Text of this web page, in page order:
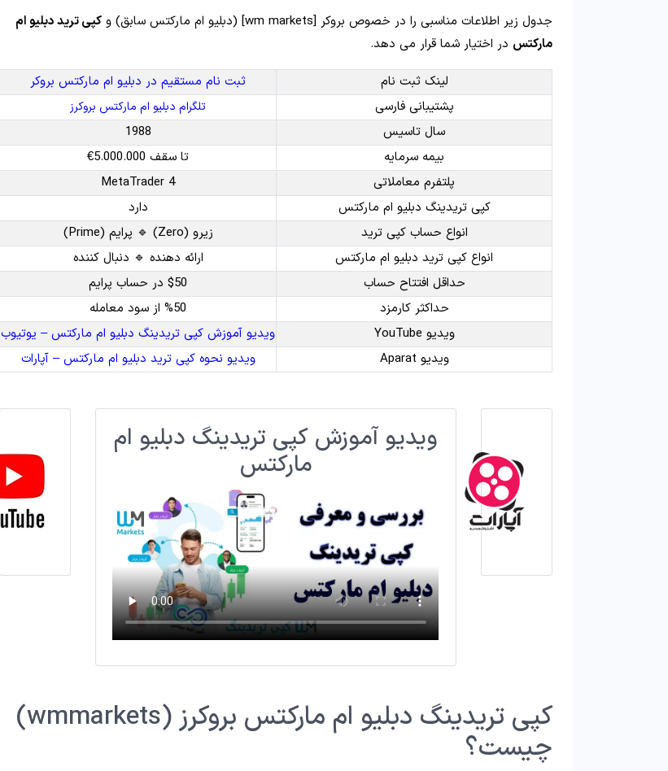
جدول زیر اطلاعات مناسبی را در خصوص بروکر [wm markets] (دبلیو ام مارکتس سابق) و
کپی ترید دبلیو ام
مارکتس در اختیار شما قرار می دهد.
لینک ثبت نام
ثبت نام مستقیم در دبلیو ام مارکتس بروکر
پشتیبانی فارسی
تلگرام دبلیو ام مارکتس بروکرز
سال تاسیس
1988
بیمه سرمایه
تا سقف 5.000.000€
پلتفرم معاملاتی
MetaTrader 4
کپی تریدینگ دبلیو ام مارکتس
دارد
انواع حساب کپی ترید
زیرو (Zero) 🔹 پرایم (Prime)
انواع کپی ترید دبلیو ام مارکتس
ارائه دهنده 🔹 دنبال کننده
حداقل افتتاح حساب
$50 در حساب پرایم
حداکثر کارمزد
%50 از سود معامله
ویدیو YouTube
ویدیو آموزش کپی تریدینگ دبلیو ام مارکتس – یوتیوب
ویدیو Aparat
ویدیو نحوه کپی ترید دبلیو ام مارکتس – آپارات
ویدیو آموزش کپی تریدینگ دبلیو ام
مارکتس
کپی تریدینگ دبلیو ام مارکتس بروکرز (wmmarkets)
چیست؟